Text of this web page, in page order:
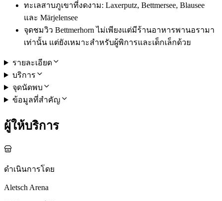
ทะเลสาบภูเขาที่งดงาม: Laxerputz, Bettmersee, Blausee
และ Märjelensee
จุดชมวิว Bettmerhorn ไม่เพียงแต่มีร้านอาหารพานอรามา
เท่านั้น แต่ยังเหมาะสำหรับผู้พิการและเด็กเล็กด้วย
รายละเอียด
บริการ
จุดนัดพบ
ข้อมูลที่สำคัญ
ผู้ให้บริการ
ดำเนินการโดย
Aletsch Arena